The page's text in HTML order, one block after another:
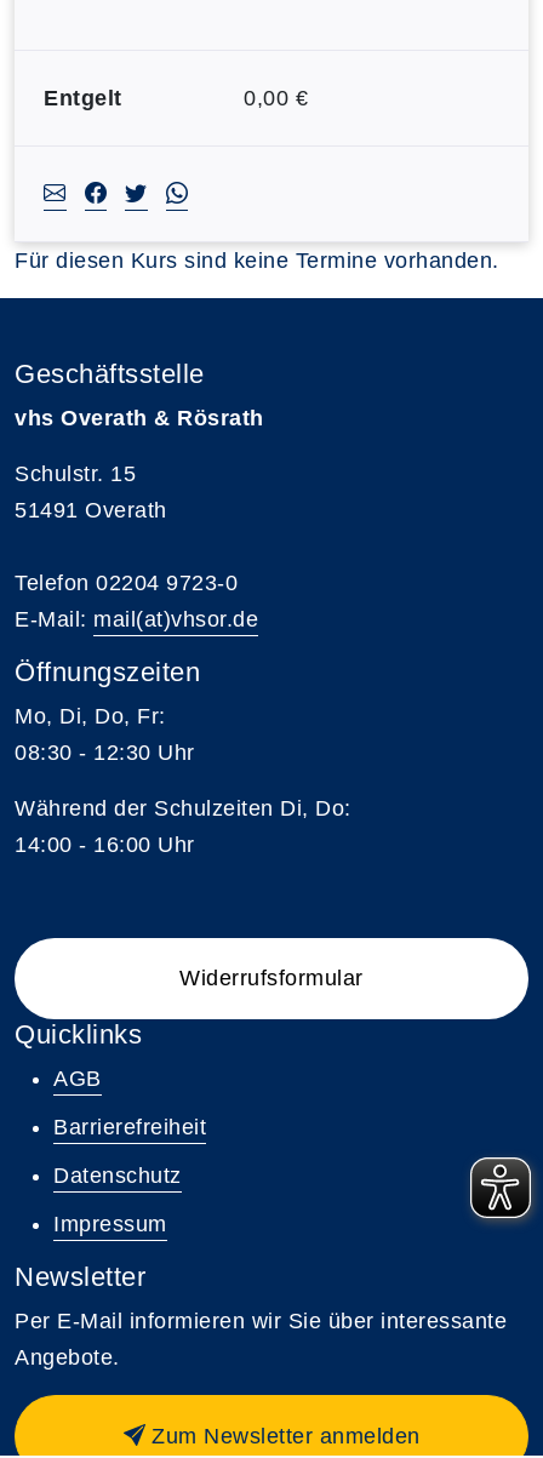
Entgelt 0,00 €
Für diesen Kurs sind keine Termine vorhanden.
Geschäftsstelle
vhs Overath & Rösrath
Schulstr. 15
51491 Overath
Telefon 02204 9723-0
E-Mail: mail(at)vhsor.de
Öffnungszeiten
Mo, Di, Do, Fr:
08:30 - 12:30 Uhr
Während der Schulzeiten Di, Do:
14:00 - 16:00 Uhr
Widerrufsformular
Quicklinks
AGB
Barrierefreiheit
Datenschutz
Impressum
Newsletter
Per E-Mail informieren wir Sie über interessante
Angebote.
Zum Newsletter anmelden